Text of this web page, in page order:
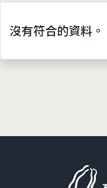
沒有符合的資料。